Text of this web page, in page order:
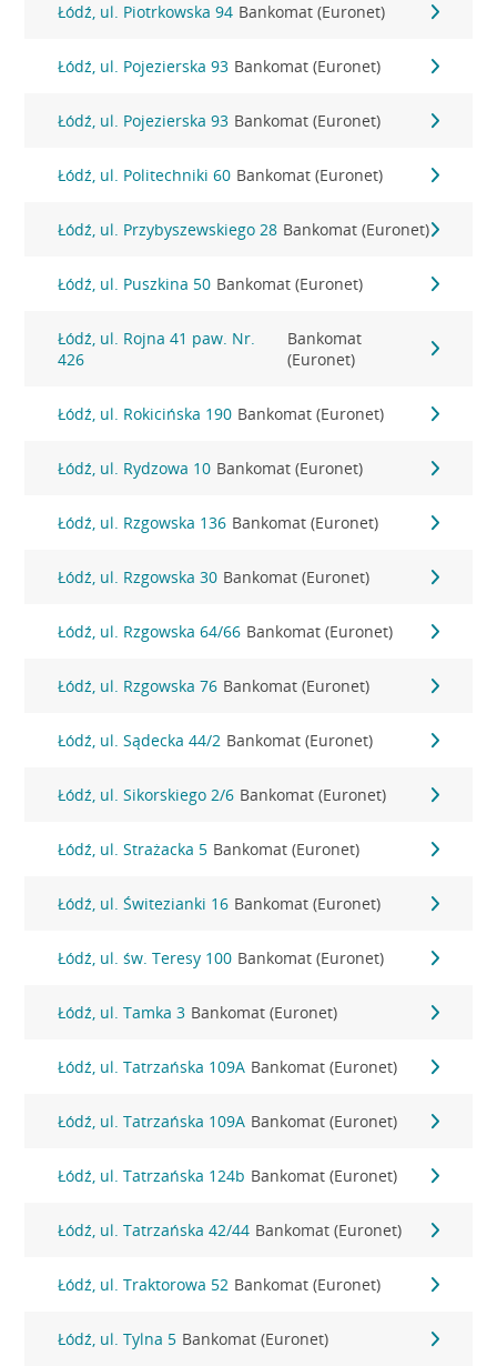
Łódź, ul. Piotrkowska 94 Bankomat (Euronet)
Łódź, ul. Pojezierska 93 Bankomat (Euronet)
Łódź, ul. Pojezierska 93 Bankomat (Euronet)
Łódź, ul. Politechniki 60 Bankomat (Euronet)
Łódź, ul. Przybyszewskiego 28 Bankomat (Euronet)
Łódź, ul. Puszkina 50 Bankomat (Euronet)
Łódź, ul. Rojna 41 paw. Nr.
426
Bankomat
(Euronet)
Łódź, ul. Rokicińska 190 Bankomat (Euronet)
Łódź, ul. Rydzowa 10 Bankomat (Euronet)
Łódź, ul. Rzgowska 136 Bankomat (Euronet)
Łódź, ul. Rzgowska 30 Bankomat (Euronet)
Łódź, ul. Rzgowska 64/66 Bankomat (Euronet)
Łódź, ul. Rzgowska 76 Bankomat (Euronet)
Łódź, ul. Sądecka 44/2 Bankomat (Euronet)
Łódź, ul. Sikorskiego 2/6 Bankomat (Euronet)
Łódź, ul. Strażacka 5 Bankomat (Euronet)
Łódź, ul. Świtezianki 16 Bankomat (Euronet)
Łódź, ul. św. Teresy 100 Bankomat (Euronet)
Łódź, ul. Tamka 3 Bankomat (Euronet)
Łódź, ul. Tatrzańska 109A Bankomat (Euronet)
Łódź, ul. Tatrzańska 109A Bankomat (Euronet)
Łódź, ul. Tatrzańska 124b Bankomat (Euronet)
Łódź, ul. Tatrzańska 42/44 Bankomat (Euronet)
Łódź, ul. Traktorowa 52 Bankomat (Euronet)
Łódź, ul. Tylna 5 Bankomat (Euronet)